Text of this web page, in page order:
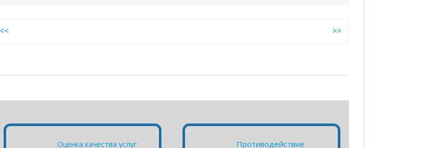
Навигация
<< >>
Оценка качества услуг Противодействие